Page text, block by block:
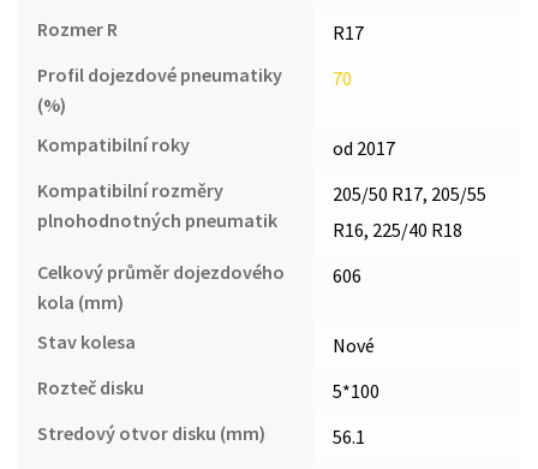
Rozmer R
R17
Profil dojezdové pneumatiky
(%)
70
Kompatibilní roky
od 2017
Kompatibilní rozměry
plnohodnotných pneumatik
205/50 R17, 205/55
R16, 225/40 R18
Celkový průměr dojezdového
kola (mm)
606
Stav kolesa
Nové
Rozteč disku
5*100
Stredový otvor disku (mm)
56.1